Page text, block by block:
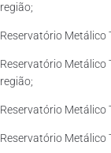
região;
Reservatório Metálico
Reservatório Metálico
região;
Reservatório Metálico
Reservatório Metálico